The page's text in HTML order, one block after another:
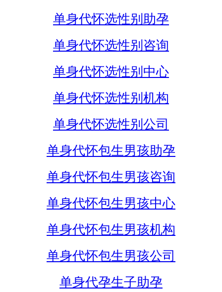
单身代怀选性别助孕
单身代怀选性别咨询
单身代怀选性别中心
单身代怀选性别机构
单身代怀选性别公司
单身代怀包生男孩助孕
单身代怀包生男孩咨询
单身代怀包生男孩中心
单身代怀包生男孩机构
单身代怀包生男孩公司
单身代孕生子助孕